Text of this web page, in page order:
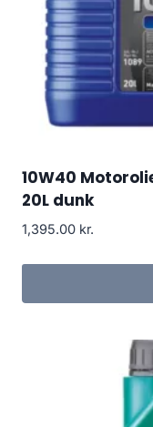
10W40
20L dunk
1,395.00 kr.